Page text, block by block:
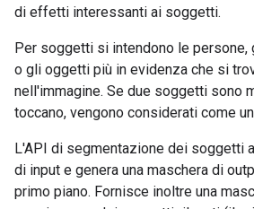
di effetti interessanti ai soggetti.
Per soggetti si intendono le
o gli oggetti più in evidenza che si
nell'immagine. Se due soggetti sono
toccano, vengono considerati come
L'API di segmentazione dei soggetti
di input e genera una maschera di
primo piano. Fornisce inoltre una